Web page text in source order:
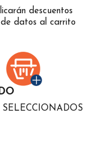
descuentos
datos al carrito